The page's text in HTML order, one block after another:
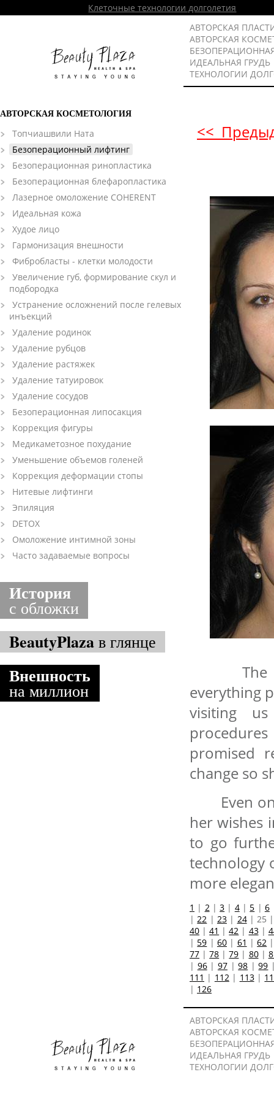
Клеточные технологии долголетия
АВТОРСКАЯ
АВТОРСКАЯ
ИДЕАЛЬНАЯ ГРУДЬ
ТЕХНОЛОГИИ
АВТОРСКАЯ КОСМЕТОЛОГИЯ
Топчиашвили Ната
Безоперационный лифтинг
Безоперационная ринопластика
Безоперационная блефаропластика
Лазерное омоложение COHERENT
Идеальная кожа
Худое лицо
Гармонизация внешности
Фибробласты - клетки молодости
Увеличение губ, формирование скул и
подбородка
Устранение осложнений после гелевых
инъекций
Удаление родинок
Удаление рубцов
Удаление растяжек
Удаление татуировок
Удаление сосудов
Безоперационная липосакция
Коррекция фигуры
Медикаметозное похудание
Уменьшение объемов голеней
Коррекция деформации стопы
Нитевые лифтинги
Эпиляция
DETOX
Омоложение интимной зоны
Часто задаваемые вопросы
История
с обложки
BeautyPlaza в глянце
Внешность
на миллион
<<
The
everything
visiting
promised
change so
Even
her wishes
to go
technology
more
1 | 2 |3 | 4| 5 | 6
| 22 | 23| 24| 25
40 |41 |42 | 43|
| 59 | 60| 61 |62
77 |78 |79 | 80|
| 96| 97|98 |99
111 | 112 | 113|
| 126
АВТОРСКАЯ
АВТОРСКАЯ
ИДЕАЛЬНАЯ ГРУДЬ
ТЕХНОЛОГИИ